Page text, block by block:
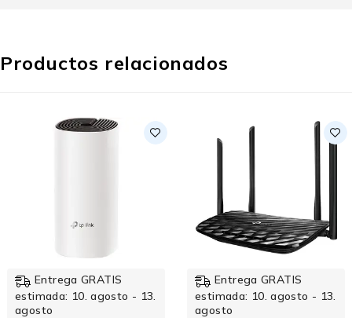
Productos relacionados
Entrega GRATIS
estimada: 10. agosto - 13.
agosto
Entrega GRATIS
estimada: 10. agosto -
agosto